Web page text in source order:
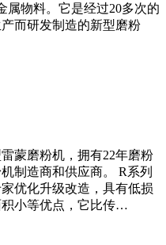
属物料。它是经过20多次的
而研发制造的新型磨粉
蒙磨粉机，拥有22年磨粉
制造商和供应商。 R系列
优化升级改造，具有低损
小等优点，它比传…